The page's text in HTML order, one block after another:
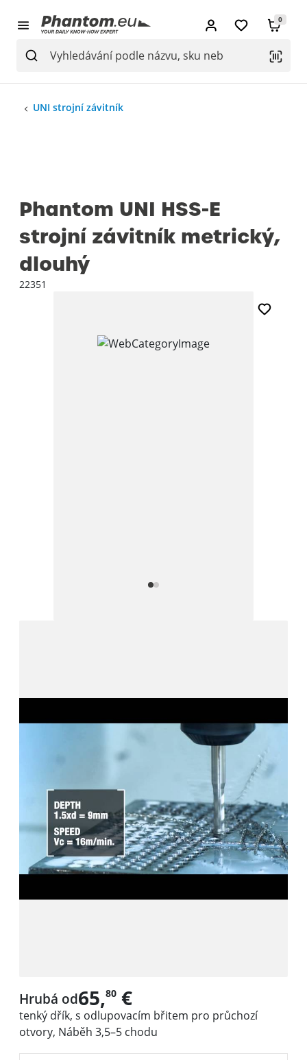
0
UNI strojní závitník
Phantom UNI HSS-E
strojní závitník metrický,
dlouhý
22351
Hrubá od65,80 €
tenký dřík, s odlupovacím břitem pro průchozí
otvory, Náběh 3,5–5 chodu